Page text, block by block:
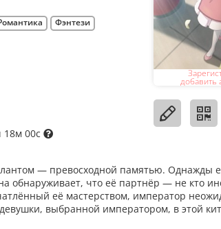
добавить
Фэнтези
17м 59с
— превосходной памятью. Однажды
обнаруживает, что её партнёр — не кто
её мастерством, император
выбранной императором, в этой